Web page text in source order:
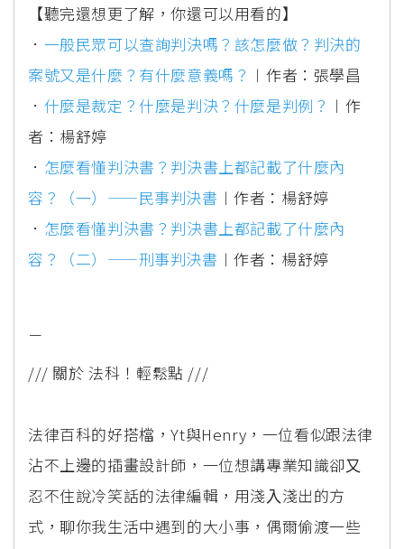
【聽完還想更了解，你還可以用看的】
． 一般民眾可以查詢判決嗎？該怎麼做？判決的
案號又是什麼？有什麼意義嗎？ ︱作者：張學昌
． 什麼是裁定？什麼是判決？什麼是判例？ ︱作
者：楊舒婷
． 怎麼看懂判決書？判決書上都記載了什麼內
容？（一）——民事判決書 ︱作者：楊舒婷
． 怎麼看懂判決書？判決書上都記載了什麼內
容？（二）——刑事判決書 ︱作者：楊舒婷
－
/// 關於 法科！輕鬆點 ///
法律百科的好搭檔，Yt與Henry，⼀位看似跟法律
沾不上邊的插畫設計師，⼀位想講專業知識卻⼜
忍不住說冷笑話的法律編輯，⽤淺⼊淺出的⽅
式，聊你我⽣活中遇到的⼤⼩事，偶爾偷渡⼀些